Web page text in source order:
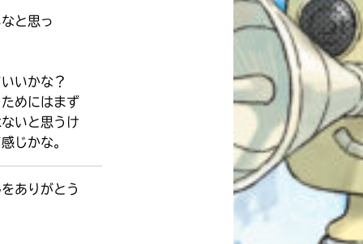
と思っ
いかな？
めにはまず
いと思うけ
じかな。
ありがとう